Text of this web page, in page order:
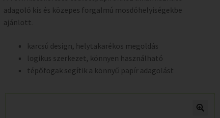
adagoló kis és közepes forgalmú mosdóhelyiségekbe
ajánlott.
karcsú design, helytakarékos megoldás
logikus szerkezet, könnyen használható
tépőfogak segítik a könnyű papír adagolást